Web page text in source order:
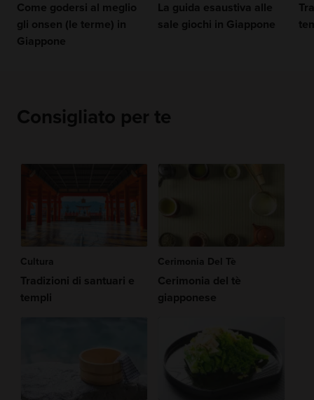
Come godersi al meglio
gli onsen (le terme) in
Giappone
La guida esaustiva alle
sale giochi in Giappone
Consigliato per te
Cultura
Tradizioni di santuari e
templi
Cerimonia Del Tè
Cerimonia del tè
giapponese